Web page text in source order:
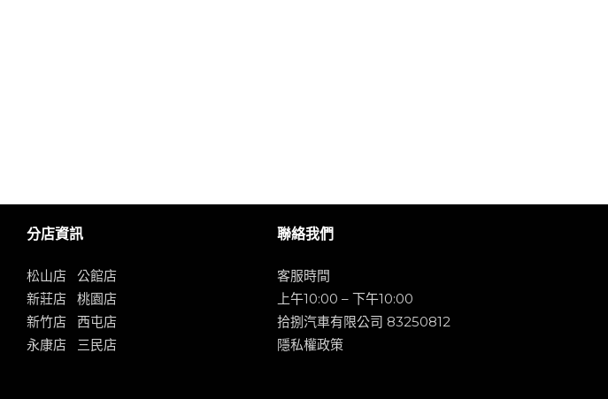
分店資訊
松山店
公館店
新莊店
桃園店
新竹店
西屯店
永康店
三民店
聯絡我們
客服時間
上午10:00 – 下午10:00
拾捌汽車有限公司 83250812
隱私權政策